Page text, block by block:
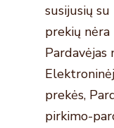
susijusių
prekių
prekės,
pirkimo-